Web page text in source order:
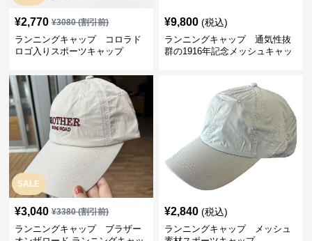
¥2,770 ¥3080(割引前)
ランニングキャップ コロラド
ロゴ入りスポーツキャップ
¥9,800 (税込)
ランニングキャップ 通気性抜
群の1916年記念メッシュキャッ
SALE
¥3,040 ¥3380(割引前)
ランニングキャップ ブラザー
¥2,840 (税込)
ランニングキャップ メッシュ